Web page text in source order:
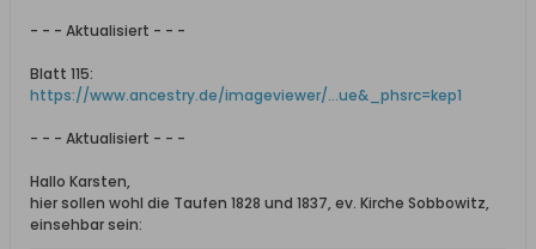
- - - Aktualisiert - - -
Blatt 115:
https://www.ancestry.de/imageviewer/...ue&_phsrc=kep1
- - - Aktualisiert - - -
Hallo Karsten,
hier sollen wohl die Taufen 1828 und 1837, ev. Kirche Sobbowitz,
einsehbar sein: